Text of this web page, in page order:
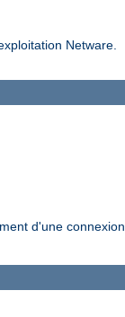
Netware.
d'une connexion